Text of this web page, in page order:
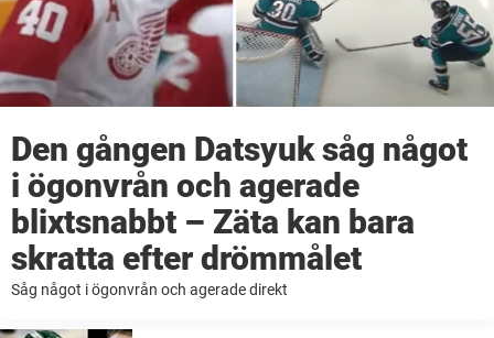
Den gången Datsyuk såg något
i ögonvrån och agerade
blixtsnabbt – Zäta kan bara
skratta efter drömmålet
Såg något i ögonvrån och agerade direkt